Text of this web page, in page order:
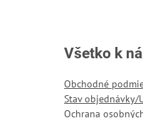
Všetko k
Obchodné
Stav
Ochrana